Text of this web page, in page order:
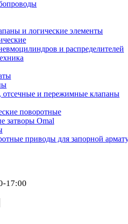
и логические элементы
и распределителей
отсечные и пережимные клапаны
поворотные
затворы Omal
приводы для запорной
17:00